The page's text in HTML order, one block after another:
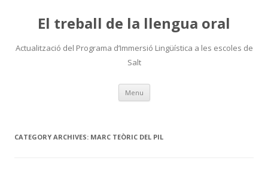
El treball de la llengua oral
Actualització del Programa d’Immersió Lingüística a les escoles de
Salt
Menu Skip
content
CATEGORY ARCHIVES: MARC TEÒRIC DEL PIL